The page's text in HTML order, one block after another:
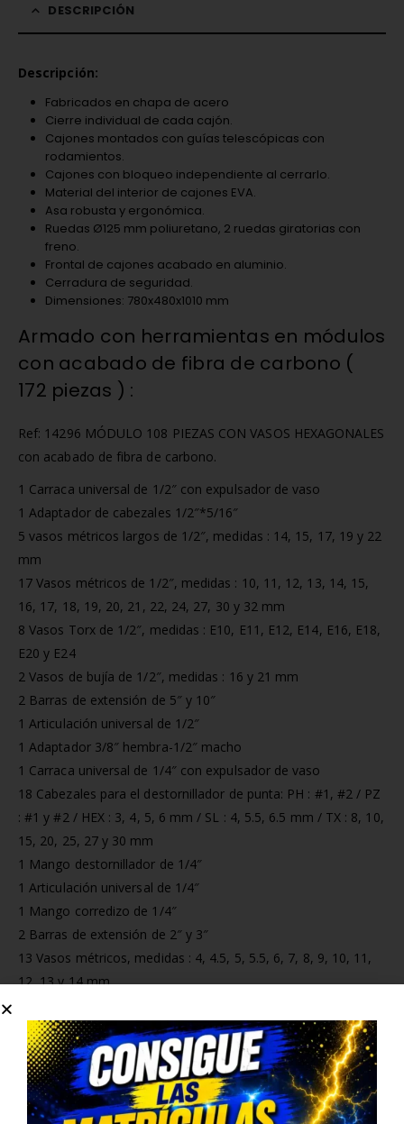
DESCRIPCIÓN
Descripción:
Fabricados en chapa de acero
Cierre individual de cada cajón.
Cajones montados con guías telescópicas con
rodamientos.
Cajones con bloqueo independiente al cerrarlo.
Material del interior de cajones EVA.
Asa robusta y ergonómica.
Ruedas Ø125 mm poliuretano, 2 ruedas giratorias con
freno.
Frontal de cajones acabado en aluminio.
Cerradura de seguridad.
Dimensiones: 780x480x1010 mm
Armado con herramientas en módulos
con acabado de fibra de carbono (
172 piezas ) :
Ref: 14296 MÓDULO 108 PIEZAS CON VASOS HEXAGONALES
con acabado de fibra de carbono.
1 Carraca universal de 1/2″ con expulsador de vaso
1 Adaptador de cabezales 1/2″*5/16″
5 vasos métricos largos de 1/2″, medidas : 14, 15, 17, 19 y 22
mm
17 Vasos métricos de 1/2″, medidas : 10, 11, 12, 13, 14, 15,
16, 17, 18, 19, 20, 21, 22, 24, 27, 30 y 32 mm
8 Vasos Torx de 1/2″, medidas : E10, E11, E12, E14, E16, E18,
E20 y E24
2 Vasos de bujía de 1/2″, medidas : 16 y 21 mm
2 Barras de extensión de 5″ y 10″
1 Articulación universal de 1/2″
1 Adaptador 3/8″ hembra-1/2″ macho
1 Carraca universal de 1/4″ con expulsador de vaso
18 Cabezales para el destornillador de punta: PH : #1, #2 / PZ
: #1 y #2 / HEX : 3, 4, 5, 6 mm / SL : 4, 5.5, 6.5 mm / TX : 8, 10,
15, 20, 25, 27 y 30 mm
1 Mango destornillador de 1/4″
1 Articulación universal de 1/4″
1 Mango corredizo de 1/4″
2 Barras de extensión de 2″ y 3″
13 Vasos métricos, medidas : 4, 4.5, 5, 5.5, 6, 7, 8, 9, 10, 11,
12, 13 y 14 mm
5 Vasos Torx de 1/4″, medidas : E4, E5, E6, E7 y E8
17 Cabezales (8 mm): HEX : 7, 8, 10, 12, 14 mm / SL : 8, 10, 12
mm / PH : #3, #4 / PZ : #3, #4 / TX : 40, 45, 50, 55, 60 mm
3 Llaves Allen : 1.5, 2, 2.5 mm